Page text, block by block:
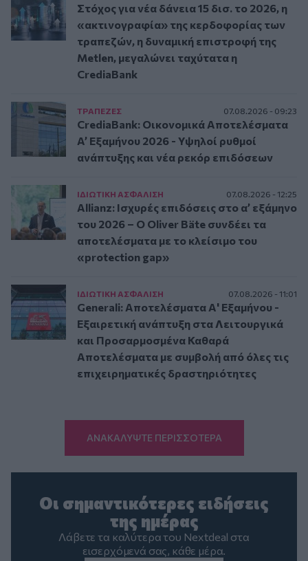
Στόχος για νέα δάνεια 15 δισ. το 2026, η
«ακτινογραφία» της κερδοφορίας των
τραπεζών, η δυναμική επιστροφή της
Metlen, μεγαλώνει ταχύτατα η
CrediaBank
ΤΡAΠΕΖΕΣ 07.08.2026 - 09:23
CrediaBank: Οικονομικά Αποτελέσματα
A’ Εξαμήνου 2026 - Υψηλοί ρυθμοί
ανάπτυξης και νέα ρεκόρ επιδόσεων
ΙΔΙΩΤΙΚΗ ΑΣΦAΛΙΣΗ 07.08.2026 - 12:25
Allianz: Ισχυρές επιδόσεις στο α’ εξάμηνο
του 2026 – Ο Oliver Bäte συνδέει τα
αποτελέσματα με το κλείσιμο του
«protection gap»
ΙΔΙΩΤΙΚΗ ΑΣΦAΛΙΣΗ 07.08.2026 - 11:01
Generali: Αποτελέσματα Α' Εξαμήνου -
Εξαιρετική ανάπτυξη στα Λειτουργικά
και Προσαρμοσμένα Καθαρά
Αποτελέσματα με συμβολή από όλες τις
επιχειρηματικές δραστηριότητες
ΑΝΑΚΑΛΥΨΤΕ ΠΕΡΙΣΣΟΤΕΡΑ
Οι σημαντικότερες ειδήσεις
της ημέρας
Λάβετε τα καλύτερα του Nextdeal στα
εισερχόμενά σας, κάθε μέρα.